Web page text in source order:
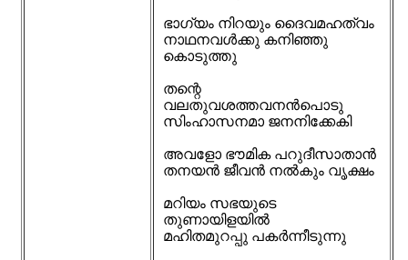
ഭാഗ്യം നിറയും ദൈവമഹത്വം
നാഥനവൾക്കു കനിഞ്ഞു
കൊടുത്തു
തന്റെ
വലതുവശത്തവനൻപൊടു
സിംഹാസനമാ ജനനിക്കേകി
അവളോ ഭൗമിക പറുദീസാതാൻ
തനയൻ ജീവൻ നൽകും വൃക്ഷം
മറിയം സഭയുടെ
തുണായിളയിൽ
മഹിതമുറപ്പു പകർന്നീടുന്നു